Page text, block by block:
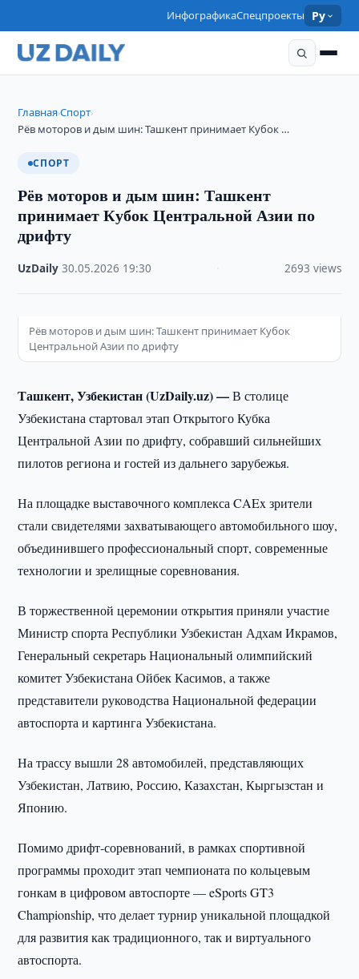
ИнфографикаСпецпроекты Ру
Главная›Спорт›
Рёв моторов и дым шин: Ташкент принимает Кубок …
СПОРТ
Рёв моторов и дым шин: Ташкент
принимает Кубок Центральной Азии по
дрифту
UzDaily ·30.05.2026 19:30 2693 views
Рёв моторов и дым шин: Ташкент принимает Кубок
Центральной Азии по дрифту
Ташкент, Узбекистан (UzDaily.uz) —В столице
Узбекистана стартовал этап Открытого Кубка
Центральной Азии по дрифту, собравший сильнейших
пилотов региона и гостей из дальнего зарубежья.
На площадке выставочного комплекса CAEx зрители
стали свидетелями захватывающего автомобильного шоу,
объединившего профессиональный спорт, современные
технологии и зрелищные соревнования.
В торжественной церемонии открытия приняли участие
Министр спорта Республики Узбекистан Адхам Икрамов,
Генеральный секретарь Национальный олимпийский
комитет Узбекистана Ойбек Касимов, а также
представители руководства Национальной федерации
автоспорта и картинга Узбекистана.
На трассу вышли 28 автомобилей, представляющих
Узбекистан, Латвию, Россию, Казахстан, Кыргызстан и
Японию.
Помимо дрифт-соревнований, в рамках спортивной
программы проходит этап чемпионата по кольцевым
гонкам в цифровом автоспорте — eSports GT3
Championship, что делает турнир уникальной площадкой
для развития как традиционного, так и виртуального
автоспорта.